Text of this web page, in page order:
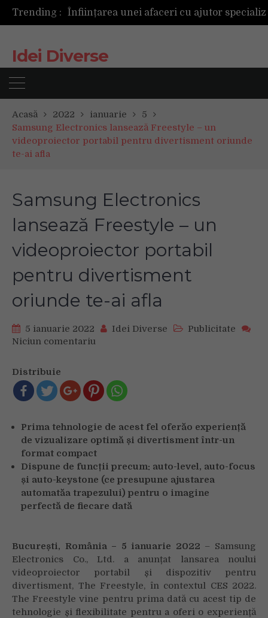
Trending :
Idei Diverse
Acasă 2022 ianuarie
5
Samsung Electronics lansează Freestyle – un
videoproiector portabil pentru divertisment oriunde
te-ai afla
Samsung Electronics
lansează Freestyle – un
videoproiector portabil
pentru divertisment
oriunde te-ai afla
5 ianuarie 2022 Idei Diverse
Publicitate
Niciun comentariu
lansează
Freestyle
–
videoproiector
portabil
pentru
divertisment
oriunde
te-
ai
Distribuie
Prima tehnologie de acest fel oferăo experiență
de vizualizare optimă și divertisment într-un
format compact
Dispune de funcții precum: auto-level, auto-focus
și auto-keystone (ce presupune ajustarea
automatăa trapezului) pentru o imagine
perfectă de fiecare dată
București, România – 5 ianuarie 2022 – Samsung
Electronics Co., Ltd. a anunțat lansarea noului
videoproiector portabil și dispozitiv pentru
divertisment, The Freestyle, în contextul CES 2022.
The Freestyle vine pentru prima dată cu acest tip de
tehnologie și flexibilitate pentru a oferi o experiență